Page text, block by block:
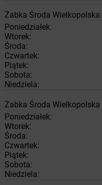
Żabka Środa Wielkopolska
Poniedziałek:
Wtorek:
Środa:
Czwartek:
Piątek:
Sobota:
Niedziela:
Żabka Środa Wielkopolska
Poniedziałek:
Wtorek:
Środa:
Czwartek:
Piątek:
Sobota:
Niedziela: